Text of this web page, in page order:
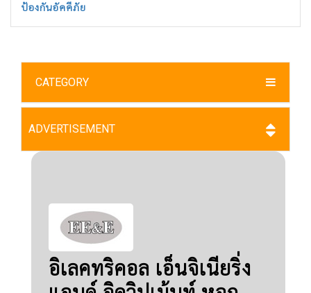
ป้องกันอัคคีภัย
CATEGORY
ADVERTISEMENT
อิเลคทริคอล เอ็นจิเนียริ่ง